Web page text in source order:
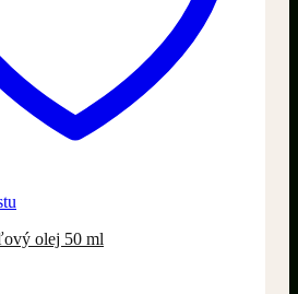
olej 50 ml